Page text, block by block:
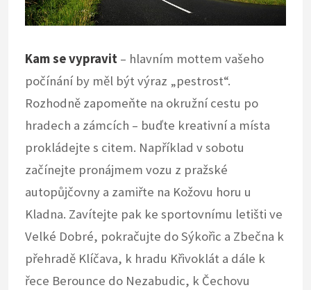
Kam se vypravit – hlavním mottem vašeho
počínání by měl být výraz „pestrost“.
Rozhodně zapomeňte na okružní cestu po
hradech a zámcích – buďte kreativní a místa
prokládejte s citem. Například v sobotu
začínejte pronájmem vozu z pražské
autopůjčovny a zamiřte na Kožovu horu u
Kladna. Zavítejte pak ke sportovnímu letišti ve
Velké Dobré, pokračujte do Sýkořic a Zbečna k
přehradě Klíčava, k hradu Křivoklát a dále k
řece Berounce do Nezabudic, k Čechovu